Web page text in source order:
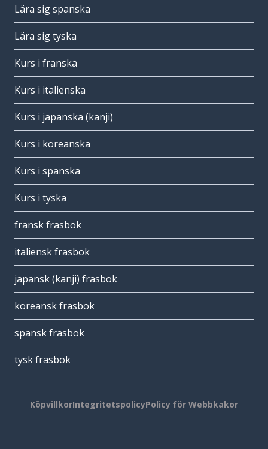
Lära sig spanska
Lära sig tyska
Kurs i franska
Kurs i italienska
Kurs i japanska (kanji)
Kurs i koreanska
Kurs i spanska
Kurs i tyska
fransk frasbok
italiensk frasbok
japansk (kanji) frasbok
koreansk frasbok
spansk frasbok
tysk frasbok
KöpvillkorIntegritetspolicyPolicy för Webbkakor